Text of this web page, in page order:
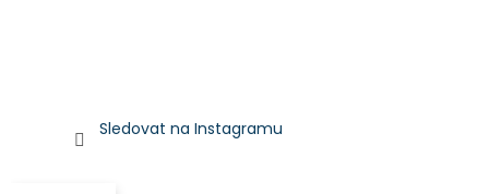
Sledovat na Instagramu